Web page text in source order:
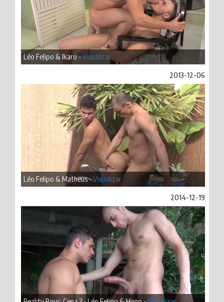
Léo Felipo & Ikaro -Visualizar
2013-12-06
Léo Felipo & Matheus -Visualizar
2014-12-19